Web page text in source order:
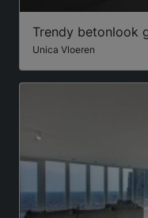
Trendy betonlook
Unica Vloeren